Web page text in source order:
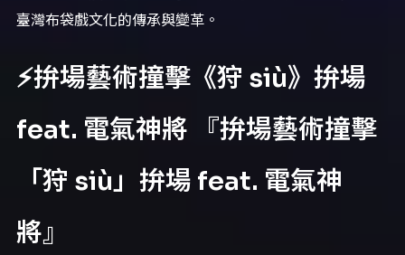
臺灣布袋戲文化的傳承與變革。
⚡拚場藝術撞擊《狩 siù》拚場
feat. 電氣神將 『拚場藝術撞擊
「狩 siù」拚場 feat. 電氣神
將』